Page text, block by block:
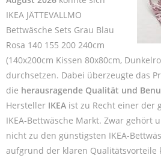
IKEA JÄTTEVALLMO
Bettwäsche Sets Grau Blau
Rosa 140 155 200 240cm
(140x200cm Kissen 80x80cm,
durchsetzen. Dabei überzeugte das
die herausragende Qualität und
Hersteller IKEA ist zu Recht einer der
IKEA-Bettwäsche Markt. Zwar gehört
nicht zu den günstigsten IKEA-
aufgrund der klaren Qualitätsvorteile